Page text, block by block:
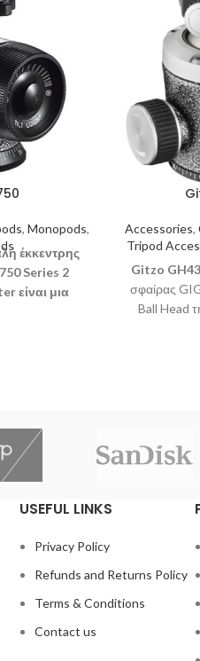
, Monopods,
έκκεντρης
Series 2
είναι μια
Accessories,
Tripod
Gitzo
σφαίρας
Ball Head
USEFUL LINKS
Privacy Policy
Refunds and Returns Policy
Terms & Conditions
Contact us